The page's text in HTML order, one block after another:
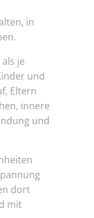
in
je
und
Eltern
innere
und
dort
mit